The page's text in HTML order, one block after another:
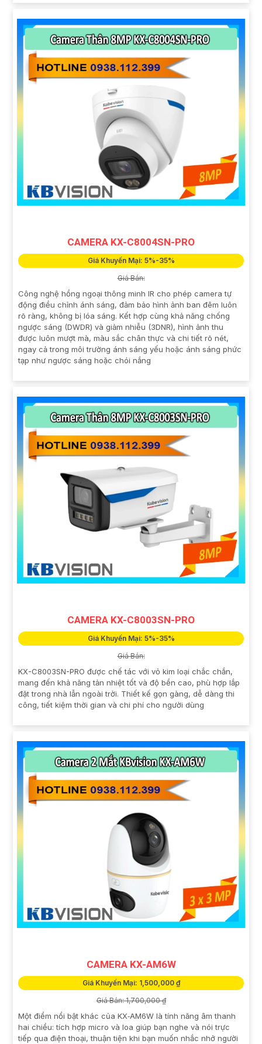
CAMERA KX-C8004SN-PRO
Giá Khuyến Mại: 5%-35%
Giá Bán:
Công nghệ hồng ngoại thông minh IR cho phép camera tự
động điều chỉnh ánh sáng, đảm bảo hình ảnh ban đêm luôn
rõ ràng, không bị lóa sáng. Kết hợp cùng khả năng chống
ngược sáng (DWDR) và giảm nhiễu (3DNR), hình ảnh thu
được luôn mượt mà, màu sắc chân thực và chi tiết rõ nét,
ngay cả trong môi trường ánh sáng yếu hoặc ánh sáng phức
tạp như ngược sáng hoặc chói nắng
CAMERA KX-C8003SN-PRO
Giá Khuyến Mại: 5%-35%
Giá Bán:
KX-C8003SN-PRO được chế tác với vỏ kim loại chắc chắn,
mang đến khả năng tản nhiệt tốt và độ bền cao, phù hợp lắp
đặt trong nhà lẫn ngoài trời. Thiết kế gọn gàng, dễ dàng thi
công, tiết kiệm thời gian và chi phí cho người dùng
CAMERA KX-AM6W
Giá Khuyến Mại: 1,500,000 ₫
Giá Bán: 1,700,000 ₫
Một điểm nổi bật khác của KX‑AM6W là tính năng âm thanh
hai chiều: tích hợp micro và loa giúp bạn nghe và nói trực
tiếp qua điện thoại, thuận tiện khi bạn muốn nhắc nhở người